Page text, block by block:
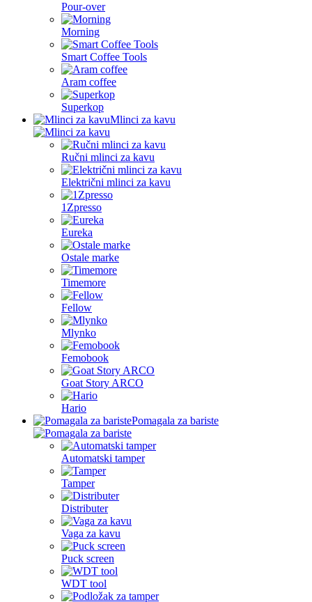
Pour-over
Morning
Smart Coffee Tools
Aram coffee
Superkop
Mlinci za kavu
Ručni mlinci za kavu
Električni mlinci za kavu
1Zpresso
Eureka
Ostale marke
Timemore
Fellow
Mlynko
Femobook
Goat Story ARCO
Hario
Pomagala za bariste
Automatski tamper
Tamper
Distributer
Vaga za kavu
Puck screen
WDT tool